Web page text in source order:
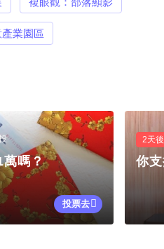
業園區
萬嗎？
投票去
2天
你